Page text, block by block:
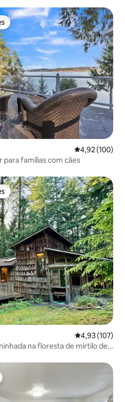
dos hóspedes
4,92 de uma
4,92 (100)
para famílias com cães
dos hóspedes
4,93 de uma
4,93 (107)
na floresta de mirtilo de